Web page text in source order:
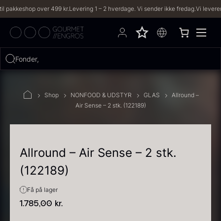
over 499 kr.Levering 1 – 2 hverdage. Vi sender ikke fredag.Vi leverer til
Hvad leder du efter?
PRODUKTER(2,334)
2334 resultater
Shop NONFOOD & UDSTYR GLAS
Allround –
Air Sense – 2 stk. (122189)
Allround – Air Sense – 2 stk.
(122189)
1.785,00 kr.
Få på lager